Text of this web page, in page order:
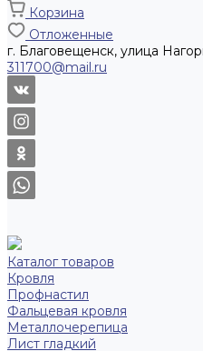
Корзина
Отложенные
г. Благовещенск, улица
311700@mail.ru
Каталог товаров
Кровля
Профнастил
Фальцевая кровля
Металлочерепица
Лист гладкий